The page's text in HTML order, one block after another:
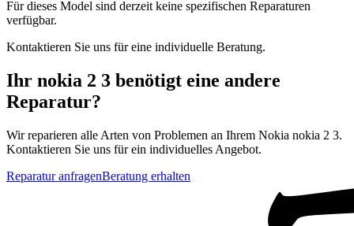
Für dieses Model sind derzeit keine spezifischen Reparaturen
verfügbar.
Kontaktieren Sie uns für eine individuelle Beratung.
Ihr nokia 2 3 benötigt eine andere
Reparatur?
Wir reparieren alle Arten von Problemen an Ihrem Nokia nokia 2 3.
Kontaktieren Sie uns für ein individuelles Angebot.
Reparatur anfragenBeratung erhalten